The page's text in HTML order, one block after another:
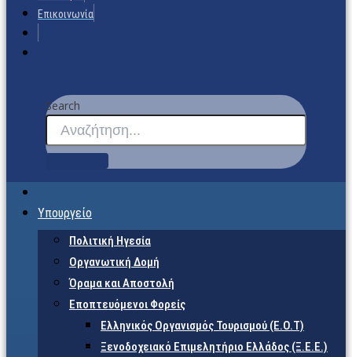
Επικοινωνία
Search
Υπουργείο
Πολιτική Ηγεσία
Οργανωτική Δομή
Όραμα και Αποστολή
Εποπτευόμενοι Φορείς
Eλληνικός Οργανισμός Τουρισμού (Ε.Ο.Τ)
Ξενοδοχειακό Επιμελητήριο Ελλάδος (Ξ.Ε.Ε.)